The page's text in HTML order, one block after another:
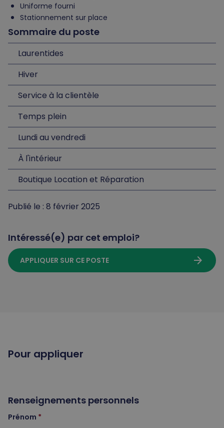
Uniforme fourni
Stationnement sur place
Sommaire du poste
Laurentides
Hiver
Service à la clientèle
Temps plein
Lundi au vendredi
À l'intérieur
Boutique Location et Réparation
Publié le : 8 février 2025
Intéressé(e) par cet emploi?
APPLIQUER SUR CE POSTE arrow_forward
Pour appliquer
Renseignements personnels
Prénom